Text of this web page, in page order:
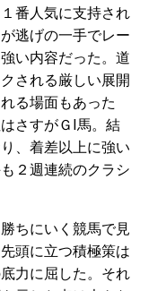
番人気に支持され
逃げの一手でレー
い内容だった。道
される厳しい展開
る場面もあった
さすがＧⅠ馬。結
、着差以上に強い
２週連続のクラシ
ちにいく競馬で見
頭に立つ積極策は
力に屈した。それ